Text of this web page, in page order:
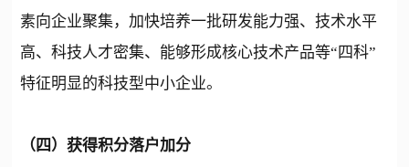
素向企业聚集，加快培养一批研发能力强、技术水平
高、科技人才密集、能够形成核心技术产品等“四科”
特征明显的科技型中小企业。
（四）获得积分落户加分